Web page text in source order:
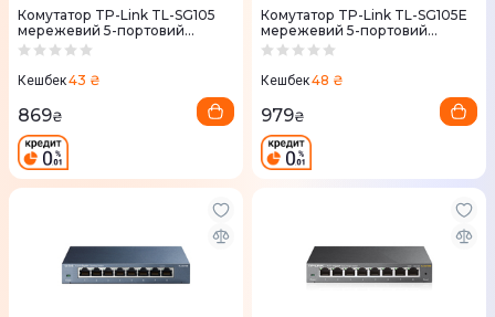
Комутатор TP-Link TL-SG105
мережевий 5-портовий
гiгабiтний
Кешбек43 ₴
869₴
Комутатор TP-Link TL-SG105E
мережевий 5-портовий
гiгабiтний
Кешбек48 ₴
979₴